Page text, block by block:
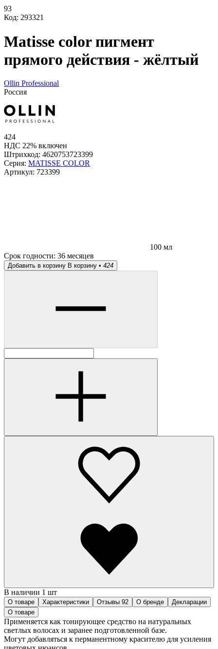
93
Код: 293321
Matisse color пигмент
прямого действия - жёлтый
Ollin Professional
Россия
424
НДС 22% включен
Штрихкод: 4620753723399
Серия: MATISSE COLOR
Артикул: 723399
100 мл
Срок годности: 36 месяцев
Добавить в корзину В корзину • 424
В наличии 1 шт
О товаре Характеристики Отзывы 92 О бренде
Декларации
О товаре
Применяется как тонирующее средство на натуральных
светлых волосах и заранее подготовленной базе.
Могут добавляться к перманентному красителю для усиления